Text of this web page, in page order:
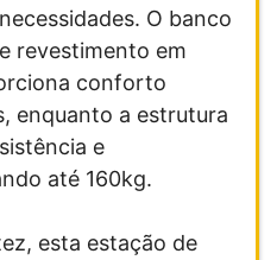
O banco
revestimento em
conforto
enquanto a estrutura
e
até 160kg.
esta estação de